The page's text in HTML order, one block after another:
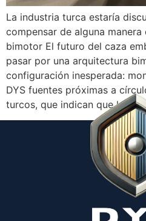
La industria turca estaría
compensar de alguna
bimotor El futuro del caza
pasar por una arquitectura
configuración inesperada:
DYS fuentes próximas a
turcos, que indican que la